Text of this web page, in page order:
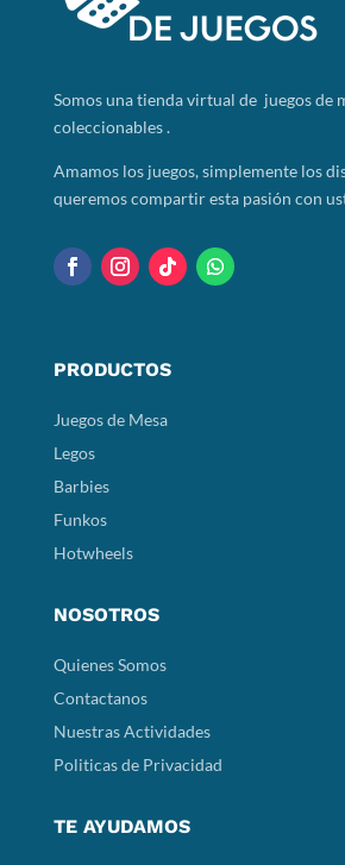
Somosuna tienda virtual de juegos de
coleccionables .
Amamos los juegos, simplemente los
queremos compartir esta pasión con
PRODUCTOS
Juegos de Mesa
Legos
Barbies
Funkos
Hotwheels
NOSOTROS
Quienes Somos
Contactanos
Nuestras Actividades
Politicas de Privacidad
TE AYUDAMOS